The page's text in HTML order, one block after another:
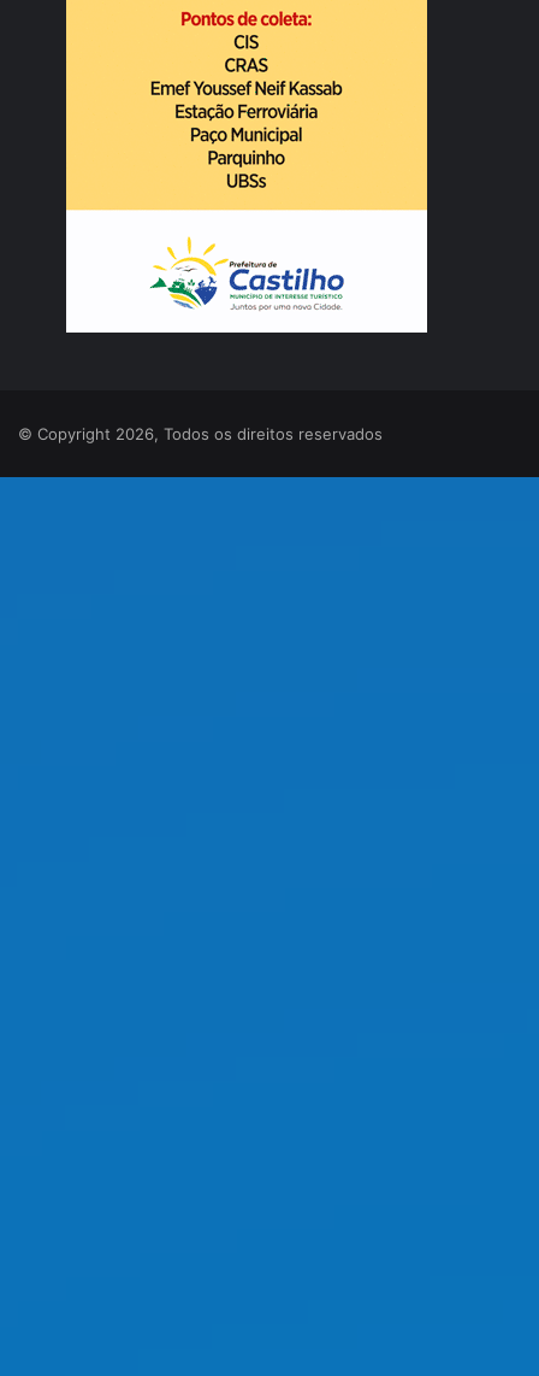
© Copyright 2026, Todos os direitos reservados